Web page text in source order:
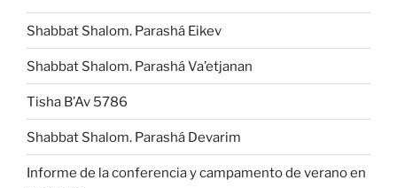
Shabbat Shalom. Parashá Eikev
Shabbat Shalom. Parashá Va’etjanan
Tisha B’Av 5786
Shabbat Shalom. Parashá Devarim
Informe de la conferencia y campamento de verano en